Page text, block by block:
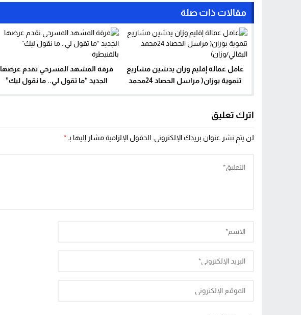
مقالات ذات صلة
عامل عمالة إقليم وزان يدشين مشاريع
تنموية بوزان( مراسل الحصاد 24محمد
فرقة المشهد المسرحي تقدم عرضها
الجديد “ما تقول لي.. ما نقول ليك”
اترك تعليق
لن يتم نشر عنوان بريدك الإلكتروني.الحقول الإلزامية مشار إليها بـ*